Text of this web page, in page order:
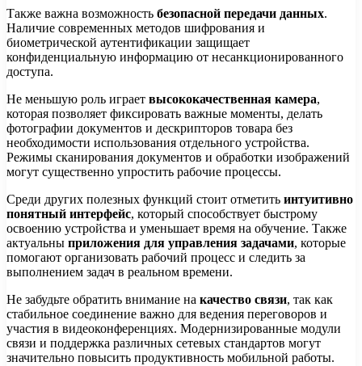
Также важна возможность безопасной передачи данных.
Наличие современных методов шифрования и
биометрической аутентификации защищает
конфиденциальную информацию от несанкционированного
доступа.
Не меньшую роль играет высококачественная камера,
которая позволяет фиксировать важные моменты, делать
фотографии документов и дескрипторов товара без
необходимости использования отдельного устройства.
Режимы сканирования документов и обработки изображений
могут существенно упростить рабочие процессы.
Среди других полезных функций стоит отметить интуитивно
понятный интерфейс, который способствует быстрому
освоению устройства и уменьшает время на обучение. Также
актуальны приложения для управления задачами, которые
помогают организовать рабочий процесс и следить за
выполнением задач в реальном времени.
Не забудьте обратить внимание на качество связи, так как
стабильное соединение важно для ведения переговоров и
участия в видеоконференциях. Модернизированные модули
связи и поддержка различных сетевых стандартов могут
значительно повысить продуктивность мобильной работы.